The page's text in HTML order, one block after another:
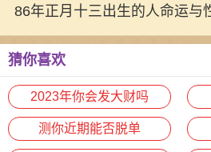
86年正月十三出生的人命运与
猜你喜欢
2023年你会发大财吗
测你近期能否脱单